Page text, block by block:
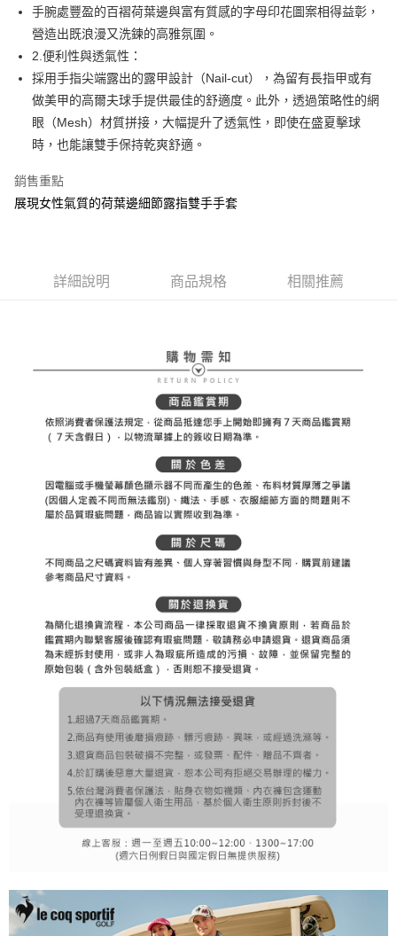
大哥付你分期
相關說明
【大哥付你分期使用說明】
1.本服務由台灣大哥大提供，台灣大哥大用戶可立即使用無須另外申請。
2.付款方式選擇「大哥付你分期」，訂單成立後會自動跳轉到大哥付的交易
流程，驗證手機門號後，選擇欲分期的期數、繳款截止日，確認付款後即完
成交易。
3.實際核准額度、可分期數及費用金額請依後續交易確認頁面所載為準。
4.訂單成立30分鐘內，如未前往確認交易或遇審核未通過，訂單將自動取
法說明評估內容。
1.分期款項不併入電信帳單，「大哥付你分期」於每月結算日後寄送繳費提
【注意事項】
2.基於同意付款使用「大哥付你分期」之契約關係目的，商店將以您的個人
資料（包含姓名、電話或地址）提供予台灣大哥大進項蒐集、處理及利用，
由本公司與您本人進行分期帳單所需資料之確認、核對及更正。
3.完整用戶服務條款，請詳閱以下連結：https://oppay.tw/userRule
AFTEE先享後付
相關說明
【關於「AFTEE先享後付」】
AFTEE先享後付是「在收到商品之後才付款」的支付方式。 讓您購物簡單
便利好安心！
１．簡單：不需註冊會員、不需綁卡、不需儲值。
３．安心：先確認商品／服務後，再付款。
３．收到繳費通知簡訊後14天內，點擊此簡訊中的連結，可透過四大超商／
※ 交易是否成功請以「AFTEE先享後付 」之結帳頁面顯示為準，若有關於
是否繳費成功／繳費後需取消欲退款等相關疑問，請聯繫「AFTEE先享後付
https://netprotections.freshdesk.com/support/home
【注意事項】
１．透過由恩沛科技股份有限公司提供之「AFTEE先享後付」服務完成之交
易，需依本服務之必要範圍內提供個人資料，並將交易相關給付款項請求債
權轉讓予恩沛科技股份有限公司。
２．關於個人資料處理事宜，請瀏覽以下網址：
https://aftee.tw/terms/#terms3
３．未成年的使用者請事先徵得法定代理人或監護人之同意方可使用
「AFTEE先享後付」，若未經同意申辦者引起之損失，本公司不負相關責
４．使用「AFTEE先享後付」時，將依據個別帳號之用戶狀況，依本公司即
時審查核予不同之上限額度；若仍有額度不足之情形，本公司將視審查結果
５．嚴禁一人註冊多個帳號或使用他人資訊註冊。若發現惡意使用之情形，
恩沛科技股份有限公司將有權停止該用戶之使用額度並採取法律行動。
ATM付款
全家取貨付款
7-11取貨付款
免運費
免運費
手腕處豐盈的百褶荷葉邊與富有質感的字母印花圖案相得益彰，
營造出既浪漫又洗鍊的高雅氛圍。
2.便利性與透氣性：
採用手指尖端露出的露甲設計（Nail-cut），為留有長指甲或有
做美甲的高爾夫球手提供最佳的舒適度。此外，透過策略性的網
眼（Mesh）材質拼接，大幅提升了透氣性，即使在盛夏擊球
時，也能讓雙手保持乾爽舒適。
銷售重點
展現女性氣質的荷葉邊細節露指雙手手套
詳細說明 商品規格 相關推薦